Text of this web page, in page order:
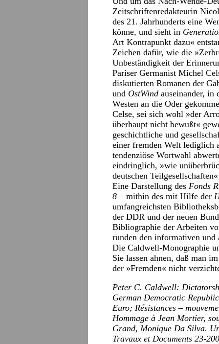
Zeitschriftenredakteurin
des 21. Jahrhunderts eine
könne, und sieht in
Art Kontrapunkt dazu«
Zeichen dafür, wie die
Unbeständigkeit der
Pariser Germanist Michel
diskutierten Romanen der
und OstWind auseinander, in
Westen an die Oder
Celse, sei sich wohl »der
überhaupt nicht bewußt«
geschichtliche und
einer fremden Welt lediglich
tendenziöse Wortwahl
eindringlich, »wie
deutschen
Eine Darstellung des Fonds
8 – mithin des mit Hilfe der
umfangreichsten
der DDR und der neuen
Bibliographie der Arbeiten
runden den informativen und
Die Caldwell-Monographie
Sie lassen ahnen, daß man
der »Fremden« nicht
Peter C. Caldwell:
German Democratic
Euro; Résistances –
Hommage à Jean Mortier,
Grand, Monique Da Silva.
Travaux et Documents 23-